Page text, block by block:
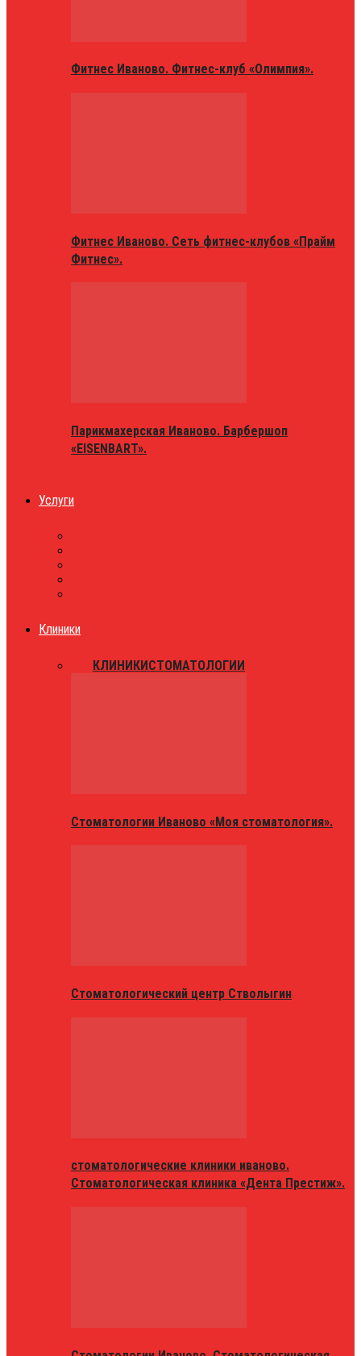
Фитнес Иваново. Фитнес-клуб «Олимпия».
Фитнес Иваново. Сеть фитнес-клубов «Прайм
Фитнес».
Парикмахерская Иваново. Барбершоп
«EISENBART».
Услуги
Клиники
КЛИНИКИСТОМАТОЛОГИИ
Стоматологии Иваново «Моя стоматология».
Стоматологический центр Стволыгин
стоматологические клиники иваново.
Стоматологическая клиника «Дента Престиж».